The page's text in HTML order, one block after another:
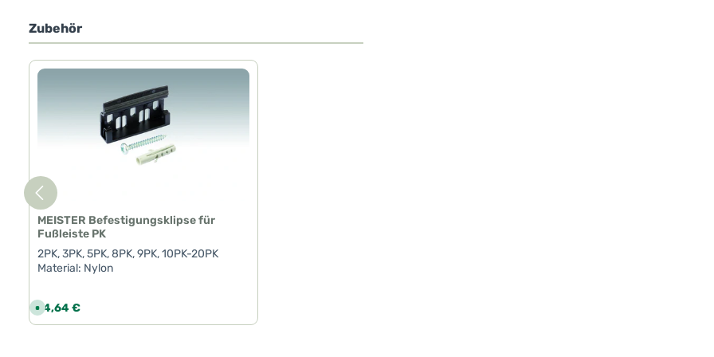
Zubehör
Produktgalerie überspringen
MEISTER Befestigungsklipse für
Fußleiste PK
2PK, 3PK, 5PK, 8PK, 9PK, 10PK-20PK
Material: Nylon
Regulärer Preis:
S
o
f
14,64 €